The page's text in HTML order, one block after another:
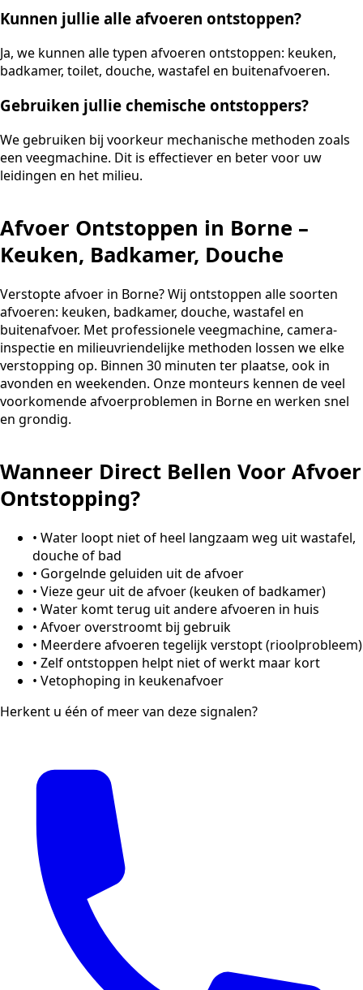
Kunnen jullie alle afvoeren ontstoppen?
Ja, we kunnen alle typen afvoeren ontstoppen: keuken,
badkamer, toilet, douche, wastafel en buitenafvoeren.
Gebruiken jullie chemische ontstoppers?
We gebruiken bij voorkeur mechanische methoden zoals
een veegmachine. Dit is effectiever en beter voor uw
leidingen en het milieu.
Afvoer Ontstoppen in Borne –
Keuken, Badkamer, Douche
Verstopte afvoer in Borne? Wij ontstoppen alle soorten
afvoeren: keuken, badkamer, douche, wastafel en
buitenafvoer. Met professionele veegmachine, camera-
inspectie en milieuvriendelijke methoden lossen we elke
verstopping op. Binnen 30 minuten ter plaatse, ook in
avonden en weekenden. Onze monteurs kennen de veel
voorkomende afvoerproblemen in Borne en werken snel
en grondig.
Wanneer Direct Bellen Voor Afvoer
Ontstopping?
• Water loopt niet of heel langzaam weg uit wastafel,
douche of bad
• Gorgelnde geluiden uit de afvoer
• Vieze geur uit de afvoer (keuken of badkamer)
• Water komt terug uit andere afvoeren in huis
• Afvoer overstroomt bij gebruik
• Meerdere afvoeren tegelijk verstopt (rioolprobleem)
• Zelf ontstoppen helpt niet of werkt maar kort
• Vetophoping in keukenafvoer
Herkent u één of meer van deze signalen?